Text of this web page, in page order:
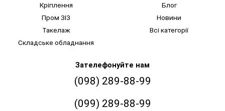
Кріплення
Пром ЗІЗ
Такелаж
Складське обладнання
Блог
Новини
Всі категорії
Зателефонуйте нам
(098) 289-88-99
(099) 289-88-99